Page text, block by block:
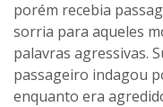
porém recebia
sorria para aqueles
palavras agressivas.
passageiro indagou
enquanto era